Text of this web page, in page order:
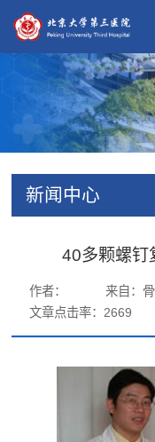
新闻中心
40多颗螺钉
作者： 来自：
文章点击率： 2669